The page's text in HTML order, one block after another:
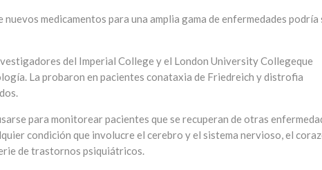
medicamentos para una amplia gama de enfermedades podría
del Imperial College y el London University Collegeque
La probaron en pacientes conataxia de Friedreich y distrofia
para monitorear pacientes que se recuperan de otras
condición que involucre el cerebro y el sistema nervioso, el
de trastornos psiquiátricos.